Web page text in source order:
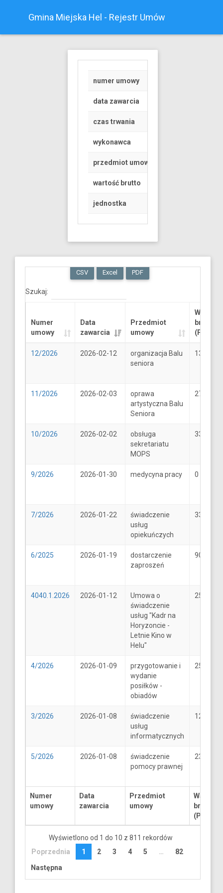
Gmina Miejska Hel - Rejestr Umów
numer umowy
data zawarcia
czas trwania
wykonawca
przedmiot umowy
wartość brutto
jednostka
CSV Excel PDF
Szukaj:
Numer
umowy
Data
zawarcia
Przedmiot
umowy
Wartość
brutto
(PLN)
Numer
umowy
Data
zawarcia
Przedmiot
umowy
Wartość
brutto
(PLN)
12/2026 2026-02-12
organizacja Balu
seniora
13289.6
11/2026 2026-02-03
oprawa
artystyczna Balu
Seniora
2706
10/2026 2026-02-02
obsługa
sekretariatu
MOPS
33
9/2026 2026-01-30 medycyna pracy 0
7/2026 2026-01-22
świadczenie
usług
opiekuńczych
33
6/2025 2026-01-19
dostarczenie
zaproszeń
900
4040.1.2026 2026-01-12
Umowa o
świadczenie
usług "Kadr na
Horyzoncie -
Letnie Kino w
Helu"
25600
4/2026 2026-01-09
przygotowanie i
wydanie
posiłków -
obiadów
25
3/2026 2026-01-08
świadczenie
usług
informatycznych
1250
5/2026 2026-01-08
świadczenie
pomocy prawnej
2300
Wyświetlono od 1 do 10 z 811 rekordów
Poprzednia
1 2 3 4 5 …
82
Następna